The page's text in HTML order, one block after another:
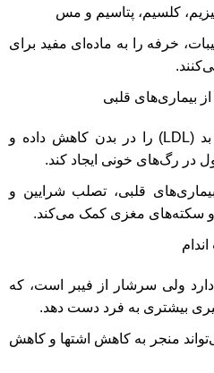
کلسیم، پتاسیم و مس
3 این ترکیبات، خرفه را به ماده‌ای مفید برای
بیماری‌های قلبی
خرفه می‌تواند کلسترول بد (LDL) را در بدن کاهش داده و
در رگ‌های خونی ایجاد کند.
قلبی، تصلب شرایین و
سکته‌های مغزی کمک می‌کند.
ولی سرشار از فیبر است، که
بیشتری به فرد دست دهد.
منجر به کاهش اشتها و کاهش